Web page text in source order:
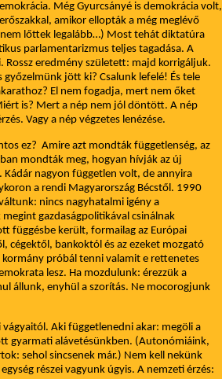
Még Gyurcsányé is demokrácia volt,
amikor ellopták a még meglévő
lőttek legalább…) Most tehát diktatúra
parlamentarizmus teljes tagadása. A
Rossz eredmény született: majd korrigáljuk.
jött ki? Csalunk lefelé! És tele
El nem fogadja, mert nem őket
is? Mert a nép nem jól döntött. A nép
Vagy a nép végzetes lenézése.
ez? Amire azt mondták függetlenség, az
mondták meg, hogyan hívják az új
nagyon független volt, de annyira
a rendi Magyarország Bécstől. 1990
nincs nagyhatalmi igény a
gazdaságpolitikával csinálnak
függésbe került, formailag az Európai
cégektől, bankoktól és az ezeket mozgató
próbál tenni valamit e rettenetes
lesz. Ha mozdulunk: érezzük a
állunk, enyhül a szorítás. Ne mocorogjunk
Aki függetlenedni akar: megöli a
gyarmati alávetésünkben. (Autonómiáink,
sehol sincsenek már.) Nem kell nekünk
részei vagyunk úgyis. A nemzeti érzés: